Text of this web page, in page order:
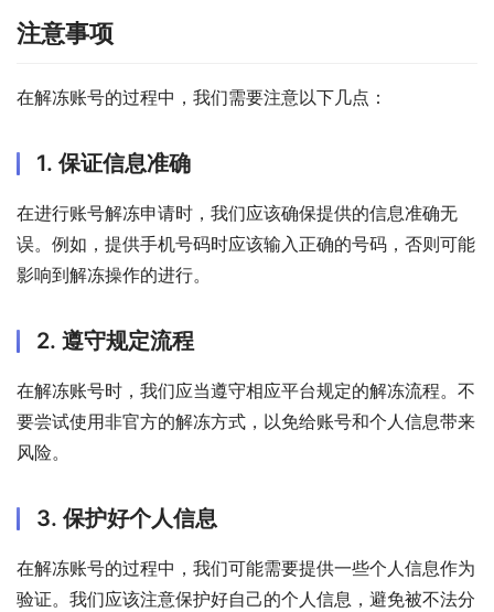
注意事项
在解冻账号的过程中，我们需要注意以下几点：
1. 保证信息准确
在进行账号解冻申请时，我们应该确保提供的信息准确无
误。例如，提供手机号码时应该输入正确的号码，否则可能
影响到解冻操作的进行。
2. 遵守规定流程
在解冻账号时，我们应当遵守相应平台规定的解冻流程。不
要尝试使用非官方的解冻方式，以免给账号和个人信息带来
风险。
3. 保护好个人信息
在解冻账号的过程中，我们可能需要提供一些个人信息作为
验证。我们应该注意保护好自己的个人信息，避免被不法分